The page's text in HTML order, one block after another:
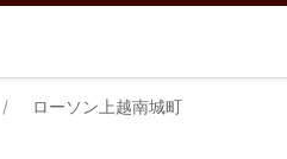
ローソン上越南城町